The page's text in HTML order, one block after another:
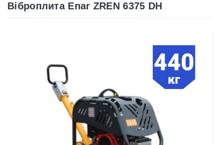
Віброплита Enar ZREN 6375 DH